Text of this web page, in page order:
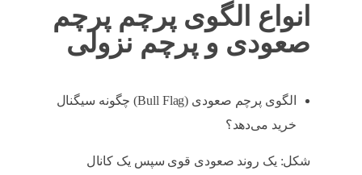
انواع الگوی پرچم پرچم
صعودی و پرچم نزولی
الگوی پرچم صعودی (Bull Flag) چگونه سیگنال
خرید می‌دهد؟
شکل: یک روند صعودی قوی سپس یک کانال